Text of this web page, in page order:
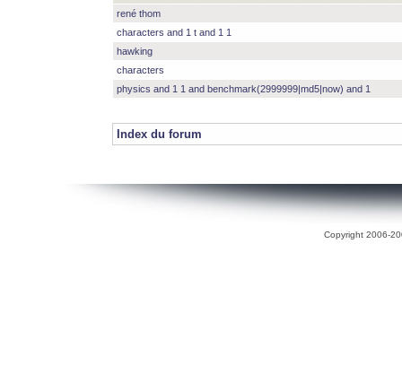
rené thom
characters and 1 t and 1 1
hawking
characters
physics and 1 1 and benchmark(2999999|md5|now) and 1
Index du forum
Copyright 2006-